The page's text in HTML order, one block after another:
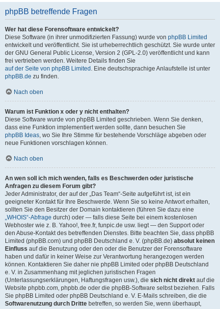
phpBB betreffende Fragen
Wer hat diese Forensoftware entwickelt?
Diese Software (in ihrer unmodifizierten Fassung) wurde von phpBB Limited
entwickelt und veröffentlicht. Sie ist urheberrechtlich geschützt. Sie wurde unter
der GNU General Public License, Version 2 (GPL-2.0) veröffentlicht und kann
frei vertrieben werden. Weitere Details finden Sie
auf der Seite von phpBB Limited . Eine deutschsprachige Anlaufstelle ist unter
phpBB.de zu finden.
Nach oben
Warum ist Funktion x oder y nicht enthalten?
Diese Software wurde von phpBB Limited geschrieben. Wenn Sie denken,
dass eine Funktion implementiert werden sollte, dann besuchen Sie
phpBB Ideas, wo Sie Ihre Stimme für bestehende Vorschläge abgeben oder
neue Funktionen vorschlagen können.
Nach oben
An wen soll ich mich wenden, falls es Beschwerden oder juristische
Anfragen zu diesem Forum gibt?
Jeder Administrator, der auf der „Das Team“-Seite aufgeführt ist, ist ein
geeigneter Kontakt für Ihre Beschwerde. Wenn Sie so keine Antwort erhalten,
sollten Sie den Besitzer der Domain kontaktieren (führen Sie dazu eine
„WHOIS“-Abfrage durch) oder — falls diese Seite bei einem kostenlosen
Webhoster wie z. B. Yahoo!, free.fr, funpic.de usw. liegt — den Support oder
den Abuse-Kontakt des betreffenden Dienstes. Bitte beachten Sie, dass phpBB
Limited (phpBB.com) und phpBB Deutschland e. V. (phpBB.de) absolut keinen
Einfluss auf die Benutzung oder den oder die Benutzer der Forensoftware
haben und dafür in keiner Weise zur Verantwortung herangezogen werden
können. Kontaktieren Sie daher nie phpBB Limited oder phpBB Deutschland
e. V. in Zusammenhang mit jeglichen juristischen Fragen
(Unterlassungserklärungen, Haftungsfragen usw.), die sich nicht direkt auf die
Website phpbb.com, phpbb.de oder die phpBB-Software selbst beziehen. Falls
Sie phpBB Limited oder phpBB Deutschland e. V. E-Mails schreiben, die die
Softwarenutzung durch Dritte betreffen, so werden Sie, wenn überhaupt,